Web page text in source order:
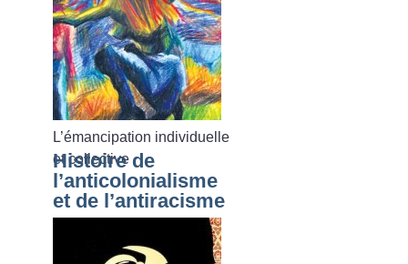
L’émancipation individuelle
et collective
Histoire de
l’anticolonialisme
et de l’antiracisme